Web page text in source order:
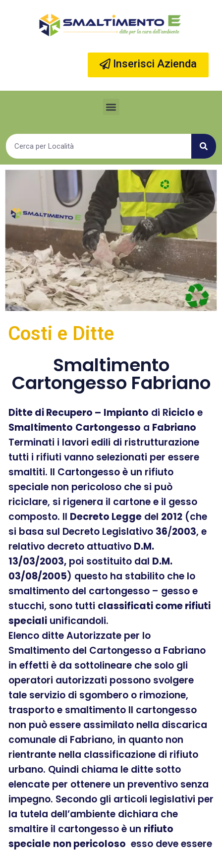
Inserisci Azienda
Costi e Ditte
Smaltimento
Cartongesso Fabriano
Ditte di Recupero – Impianto di Riciclo e
Smaltimento Cartongesso a Fabriano
Terminati i lavori edili di ristrutturazione
tutti i rifiuti vanno selezionati per essere
smaltiti. Il Cartongesso è un rifiuto
speciale non pericoloso che si può
riciclare, si rigenera il cartone e il gesso
composto. Il Decreto Legge del 2012 (che
si basa sul Decreto Legislativo 36/2003, e
relativo decreto attuativo D.M.
13/03/2003, poi sostituito dal D.M.
03/08/2005) questo ha stabilito che lo
smaltimento del cartongesso – gesso e
stucchi, sono tutti classificati come rifiuti
speciali unificandoli.
Elenco ditte Autorizzate per lo
Smaltimento del Cartongesso a Fabriano
in effetti è da sottolineare che solo gli
operatori autorizzati possono svolgere
tale servizio di sgombero o rimozione,
trasporto e smaltimento Il cartongesso
non può essere assimilato nella discarica
comunale di Fabriano, in quanto non
rientrante nella classificazione di rifiuto
urbano. Quindi chiama le ditte sotto
elencate per ottenere un preventivo senza
impegno. Secondo gli articoli legislativi per
la tutela dell’ambiente dichiara che
smaltire il cartongesso è un rifiuto
speciale non pericoloso esso deve essere